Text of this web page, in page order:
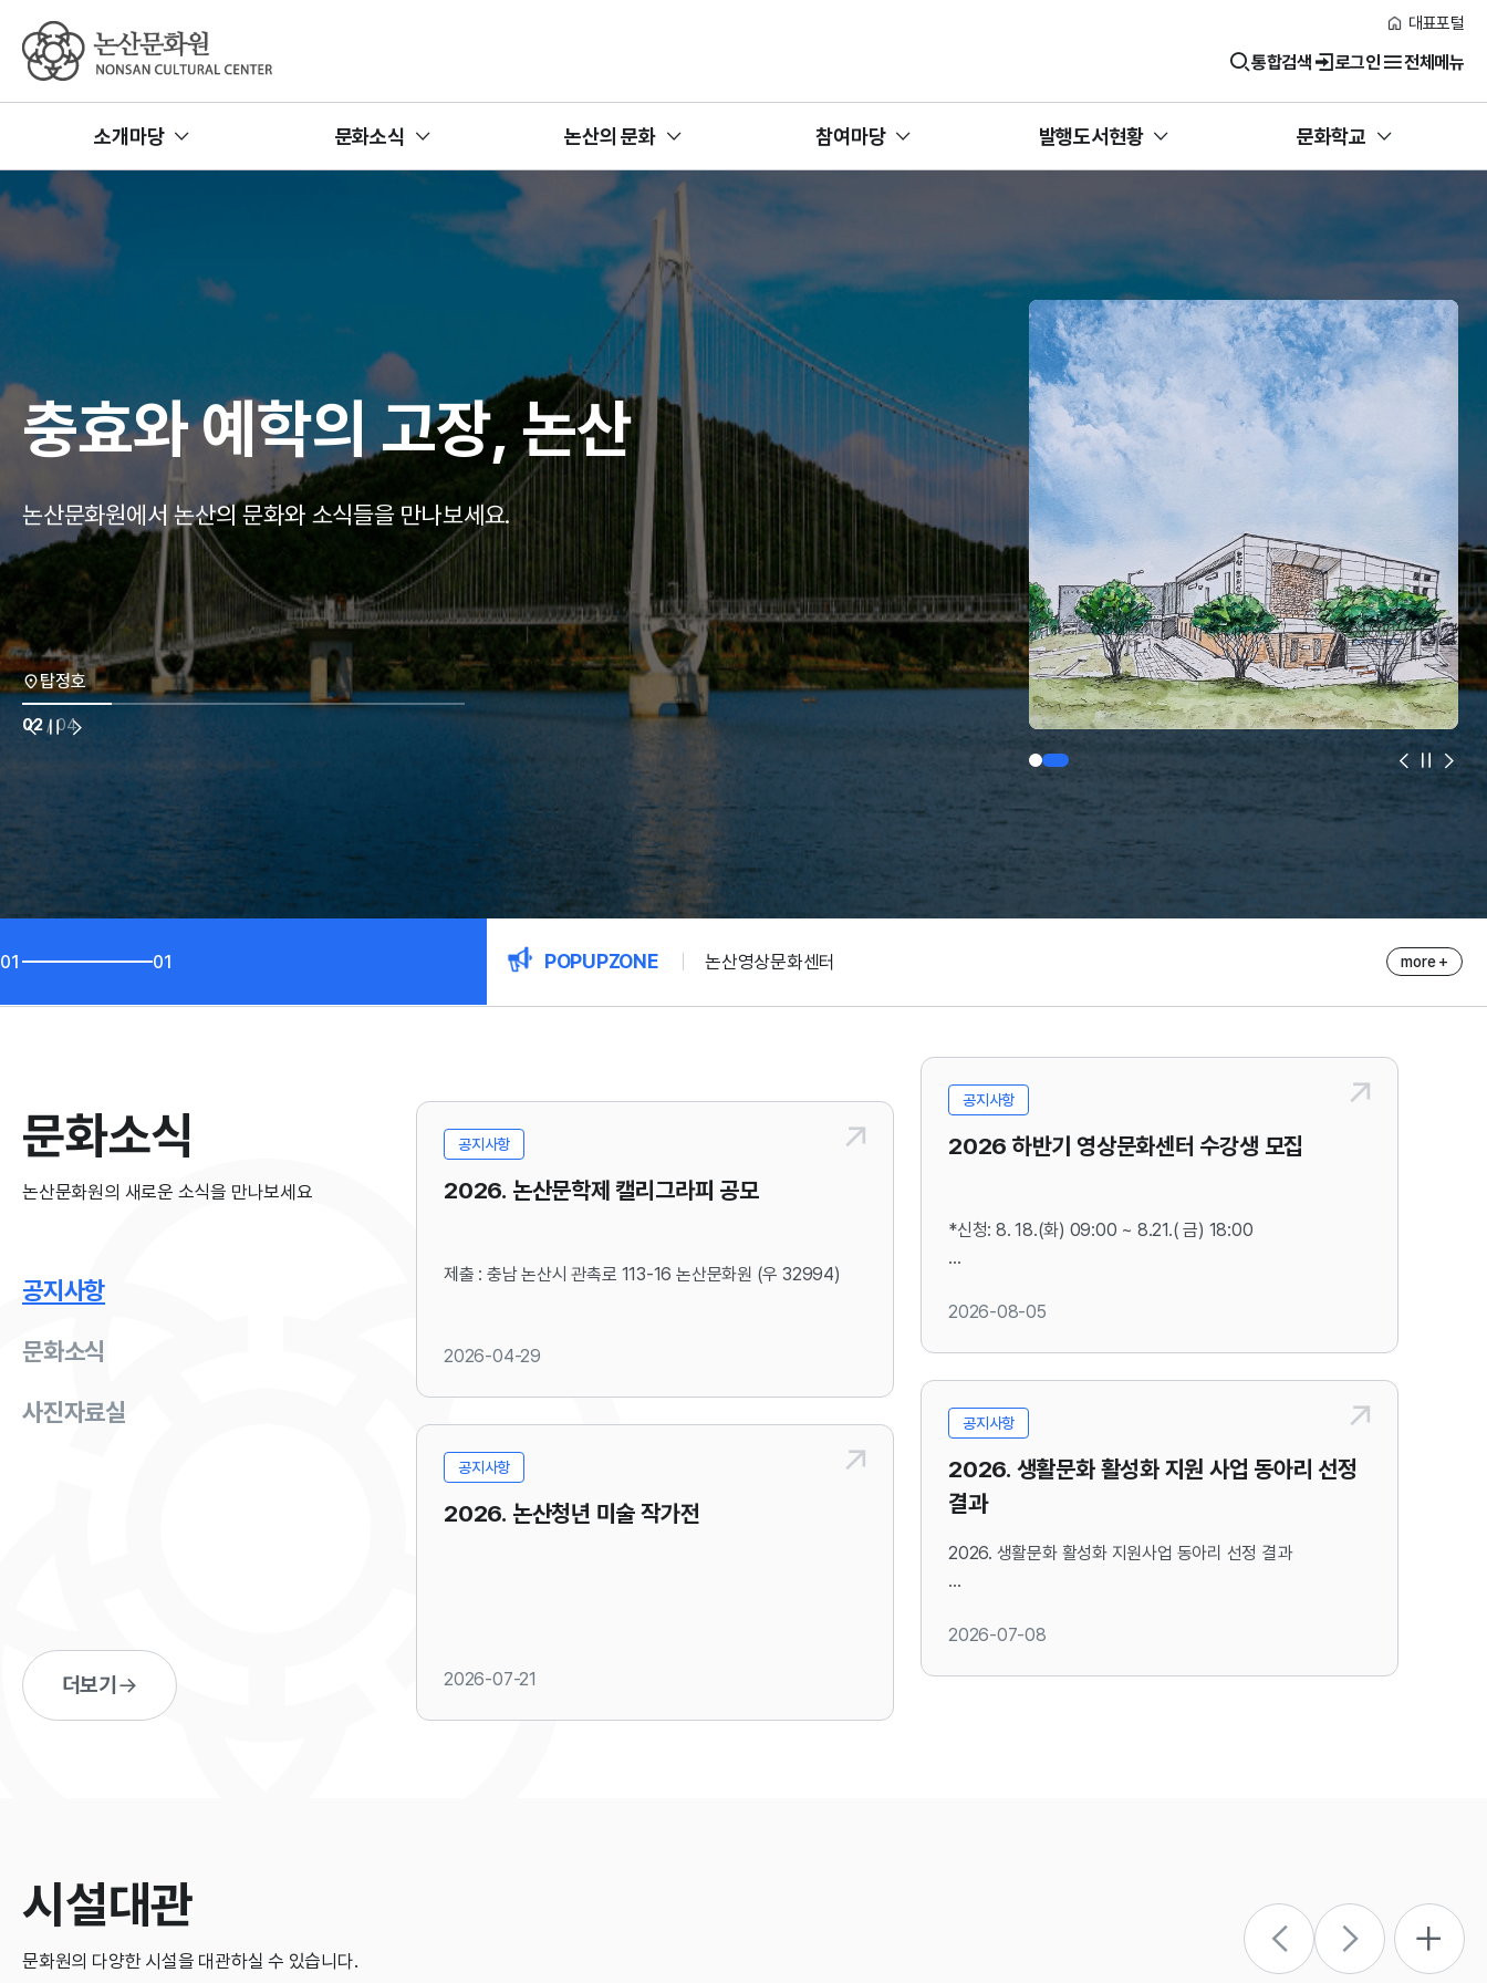
논산문화원
대표포털
통합검색 로그인 전체메뉴
소개마당 문화소식 논산의 문화 참여마당 발행도서현황 문화학교
충효와 예학의 고장, 논산
논산문화원에서 논산의 문화와 소식들을 만나보세요.
돈암서원
탑정호
관촉사
문화원사 전경
02/ 04
POPUPZONE 논산영상문화센터 more +
01 01
문화소식
논산문화원의 새로운 소식을 만나보세요
공지사항
문화소식
사진자료실
공지사항
2026. 논산문학제 캘리그라피 공모
제출 : 충남 논산시 관촉로 113-16 논산문화원 (우 32994)​
2026-04-29
공지사항
2026 하반기 영상문화센터 수강생 모집
*신청: 8. 18.(화) 09:00 ~ 8.21.( 금) 18:00​​
*교육: 8.24.(월)​ ~ 14회
2026-08-05
공지사항
2026. 논산청년 미술 작가전
2026-07-21
공지사항
2026. 생활문화 활성화 지원 사업 동아리 선정
결과
2026. 생활문화 활성화 지원사업 동아리 선정 결과
생활문화 활성화 지원사업에 응모해 주심 여러분께 감사드립니
2026-07-08
더보기
시설대관
문화원의 다양한 시설을 대관하실 수 있습니다.